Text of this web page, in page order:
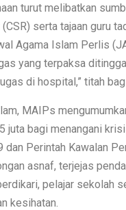
turut melibatkan
serta tajaan guru
Agama Islam Perlis
yang terpaksa
di hospital,” titah
MAIPs
juta bagi menangani
dan Perintah Kawalan
asnaf, terjejas
pelajar sekolah
kesihatan.